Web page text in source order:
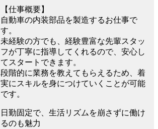
【仕事概要】
自動車の内装部品を製造するお仕事で
す。
未経験の方でも、経験豊富な先輩スタッ
フが丁寧に指導してくれるので、安心し
てスタートできます。
段階的に業務を教えてもらえるため、着
実にスキルを身につけていくことが可能
です。
日勤固定で、生活リズムを崩さずに働け
るのも魅力